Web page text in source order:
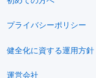
プライバシーポリシー
健全化に資する運用方針
運営会社